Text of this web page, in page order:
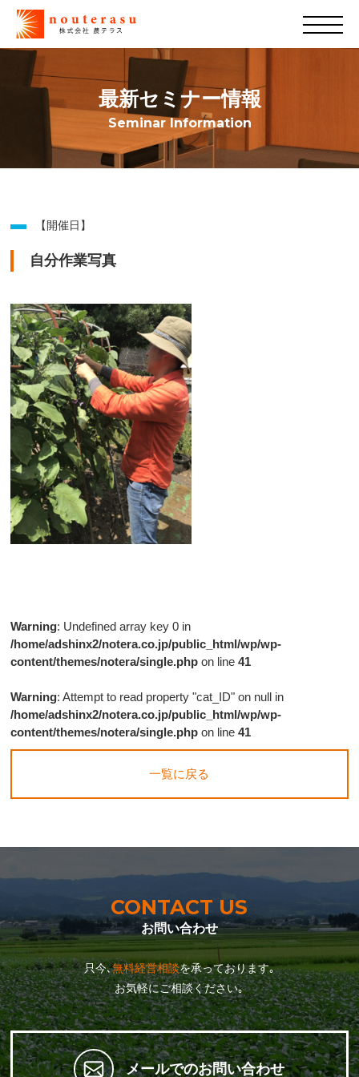
最新セミナー情報
Seminar Information
【開催日】
自分作業写真
Warning: Undefined array key 0 in
/home/adshinx2/notera.co.jp/public_html/wp/wp-
content/themes/notera/single.php on line41
Warning: Attempt to read property "cat_ID" on null in
/home/adshinx2/notera.co.jp/public_html/wp/wp-
content/themes/notera/single.php on line41
一覧に戻る
CONTACT US
お問い合わせ
只今､無料経営相談を承っております｡
お気軽にご相談ください｡
メールでのお問い合わせ